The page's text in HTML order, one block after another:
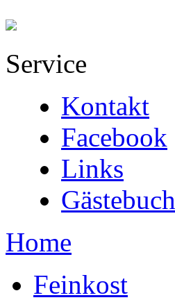
Service
Kontakt
Facebook
Links
Gästebuch
Home
Feinkost